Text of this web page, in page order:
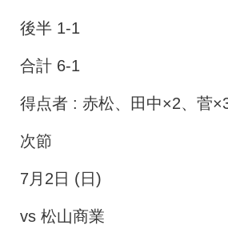
後半 1-1
合計 6-1
得点者 : 赤松、田中×2、菅
次節
7月2日 (日)
vs 松山商業